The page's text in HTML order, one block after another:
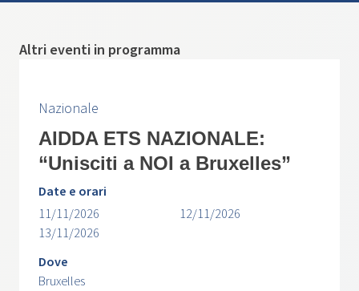
Altri eventi in programma
Nazionale
AIDDA ETS NAZIONALE:
“Unisciti a NOI a Bruxelles”
Date e orari
11/11/2026
12/11/2026
13/11/2026
Dove
Bruxelles